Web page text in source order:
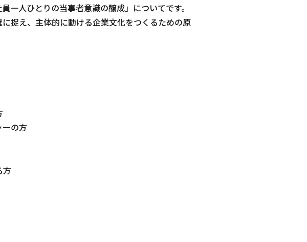
人ひとりの当事者意識の醸成」についてです。
捉え、主体的に動ける企業文化をつくるための原
ーの方
方